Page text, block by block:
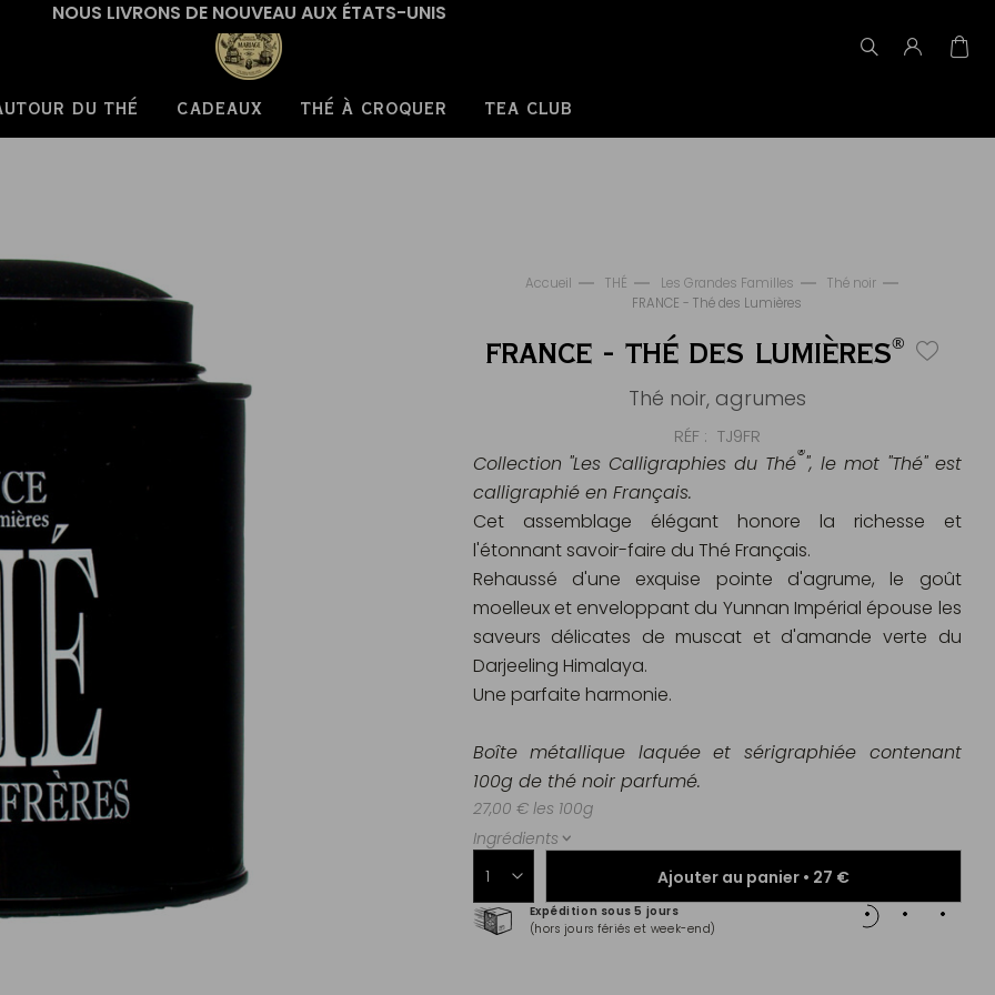
NOUS LIVRONS DE NOUVEAU AUX ÉTATS-UNIS
DU THÉ CADEAUX THÉ À CROQUER TEA CLUB
Accueil THÉ Les Grandes Familles
Thé noir
FRANCE - Thé des Lumières
FRANCE - THÉ DES LUMIÈRES®
Thé noir, agrumes
RÉF TJ9FR
Ajouter au panier • 27 €
Livraison offerte dès 60€ d'achats
Expédition sous 5 jours
(hors jours fériés et week-end)
Collection "Les Calligraphies du Thé®", le mot "Thé" est
calligraphié en Français.
Cet assemblage élégant honore la richesse et
l'étonnant savoir-faire du Thé Français.
Rehaussé d'une exquise pointe d'agrume, le goût
moelleux et enveloppant du Yunnan Impérial épouse les
saveurs délicates de muscat et d'amande verte du
Darjeeling Himalaya.
Une parfaite harmonie.
Boîte métallique laquée et sérigraphiée contenant
100g de thé noir parfumé.
27,00 € les 100g
Ingrédients